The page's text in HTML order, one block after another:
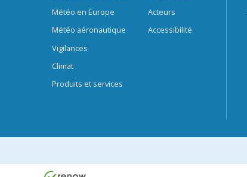
Météo en Europe
Météo aéronautique
Vigilances
Climat
Produits et services
Acteurs
Accessibilité